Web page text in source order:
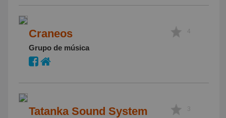
Craneos
Grupo de música
4
Tatanka Sound System 3